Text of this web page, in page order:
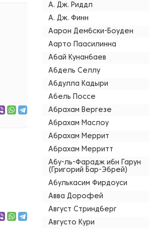
А. Дж. Риддл
А. Дж. Финн
Аарон Дембски-Боуден
Аарто Паасилинна
Абай Кунанбаев
Абдель Селлу
Абдулла Кадыри
Абель Поссе
Абрахам Вергезе
Абрахам Маслоу
Абрахам Меррит
Абрахам Мерритт
Абу-ль-Фарадж ибн Гарун
(Григорий Бар-Эбрей)
Абулькасим Фирдоуси
Авва Дорофей
Август Стриндберг
Августо Кури